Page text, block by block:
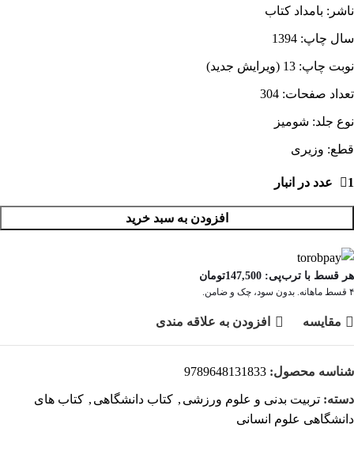
ناشر: بامداد کتاب
سال چاپ: 1394
نوبت چاپ: 13 (ویرایش جدید)
تعداد صفحات: 304
نوع جلد: شومیز
قطع: وزیری
1 عدد در انبار
افزودن به سبد خرید
هر قسط با ترب‌پی: 147,500تومان
۴ قسط ماهانه. بدون سود، چک و ضامن.
مقايسه افزودن به علاقه مندی
شناسه محصول: 9789648131833
دسته: تربیت بدنی و علوم ورزشی , کتاب دانشگاهی , کتاب های
دانشگاهی علوم انسانی